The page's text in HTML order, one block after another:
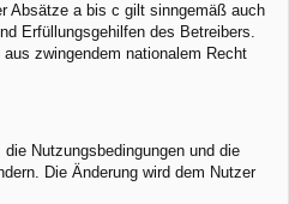
Absätze a bis c gilt sinngemäß auch
Erfüllungsgehilfen des Betreibers.
zwingendem nationalem Recht
Nutzungsbedingungen und die
Die Änderung wird dem Nutzer